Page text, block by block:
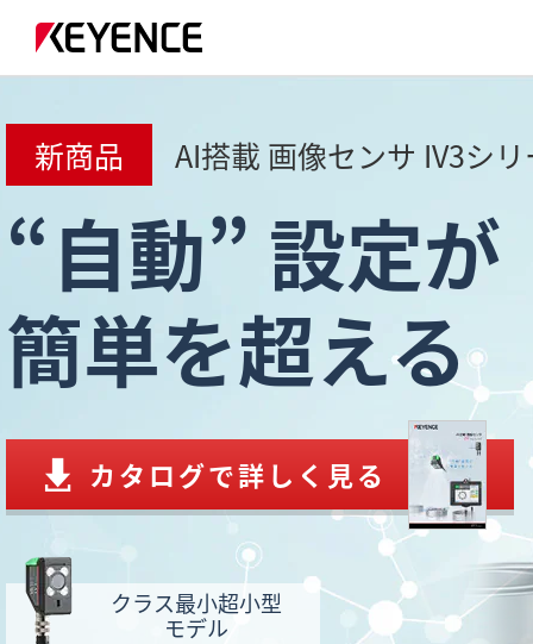
“自動” 設定が
簡単を超える
新商品 AI搭載 画像センサ IV3シ
カタログで詳しく見る
クラス最小超小型
モデル